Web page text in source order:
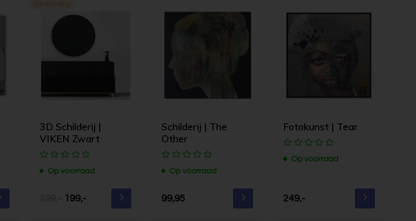
Aanbieding
3D Schilderij |
VIKEN Zwart
Op voorraad
199,-
Schilderij | The
Other
Op voorraad
99,95
Fotokunst | Tear
Op voorraad
249,-